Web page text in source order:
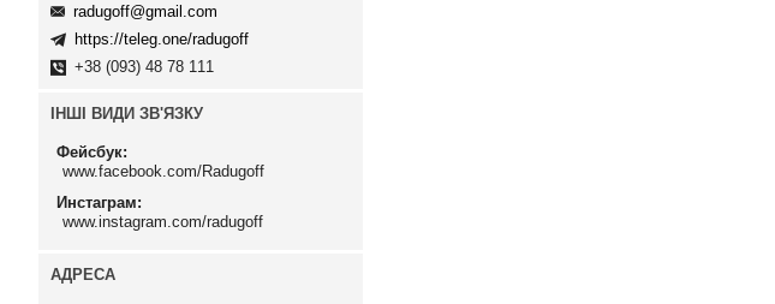
radugoff@gmail.com
https://teleg.one/radugoff
+38 (093) 48 78 111
ІНШІ ВИДИ ЗВ'ЯЗКУ
Фейсбук
www.facebook.com/Radugoff
Инстаграм
www.instagram.com/radugoff